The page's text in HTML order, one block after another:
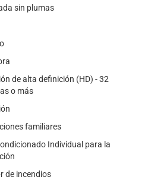
sin plumas
de alta definición (HD) - 32
o más
familiares
Individual para la
de incendios